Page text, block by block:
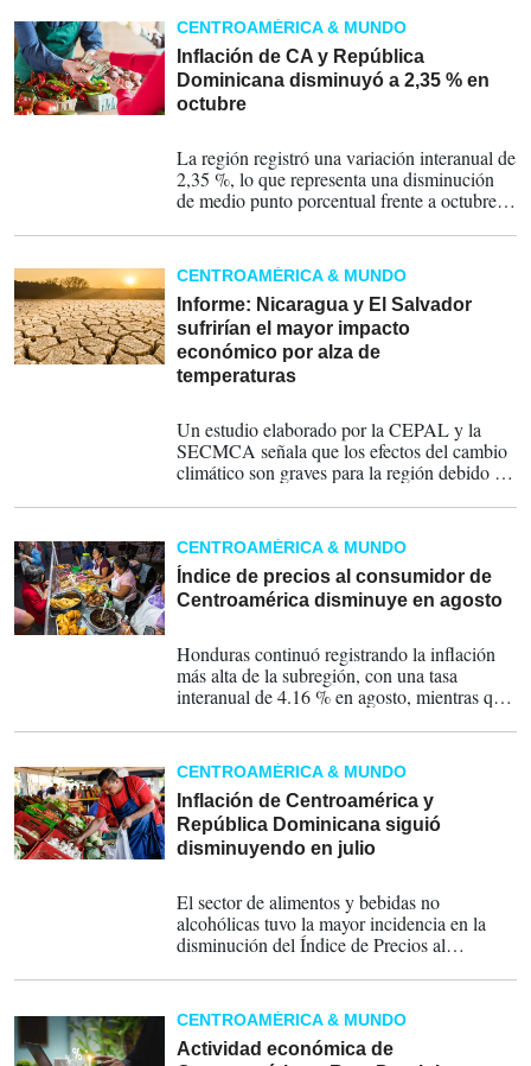
CENTROAMÉRICA & MUNDO
Inflación de CA y República
Dominicana disminuyó a 2,35 % en
octubre
La región registró una variación interanual de
2,35 %, lo que representa una disminución
de medio punto porcentual frente a octubre
CENTROAMÉRICA & MUNDO
Informe: Nicaragua y El Salvador
sufrirían el mayor impacto
económico por alza de
temperaturas
Un estudio elaborado por la CEPAL y la
SECMCA señala que los efectos del cambio
climático son graves para la región debido a
fenómenos hidrometeorológicos extremos.
CENTROAMÉRICA & MUNDO
Índice de precios al consumidor de
Centroamérica disminuye en agosto
Honduras continuó registrando la inflación
más alta de la subregión, con una tasa
interanual de 4.16 % en agosto, mientras que
%), reporta el SECMCA.
CENTROAMÉRICA & MUNDO
Inflación de Centroamérica y
República Dominicana siguió
disminuyendo en julio
El sector de alimentos y bebidas no
alcohólicas tuvo la mayor incidencia en la
disminución del Índice de Precios al
CENTROAMÉRICA & MUNDO
Actividad económica de